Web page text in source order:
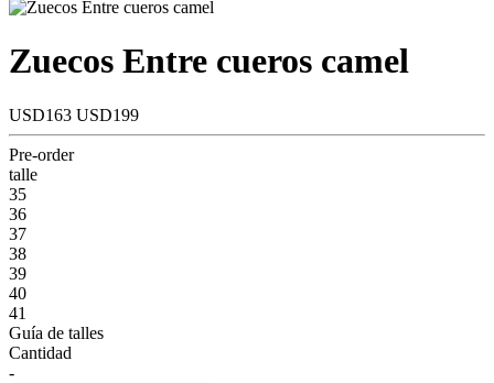
Zuecos Entre cueros camel
USD163 USD199
Pre-order
talle
35
36
37
38
39
40
41
Guía de talles
Cantidad
-